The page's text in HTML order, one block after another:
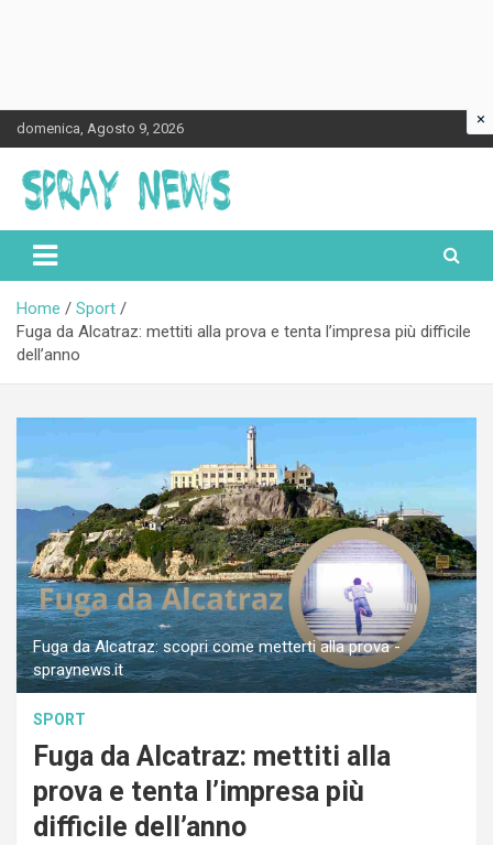
Skip
to
content
domenica, Agosto 9, 2026
Spraynews.it
Home
Sport
Fuga da Alcatraz: mettiti alla prova e tenta l’impresa più difficile
dell’anno
Fuga da Alcatraz: scopri come metterti alla prova -
spraynews.it
SPORT
Fuga da Alcatraz: mettiti alla
prova e tenta l’impresa più
difficile dell’anno
×